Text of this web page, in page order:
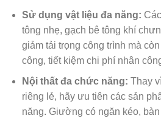
Sử dụng vật liệu đa năng:
tông nhẹ, gạch bê tông khí
giảm tải trọng công trình mà
công, tiết kiệm chi phí nhân
Nội thất đa chức năng: Thay
riêng lẻ, hãy ưu tiên các sản
năng. Giường có ngăn kéo,